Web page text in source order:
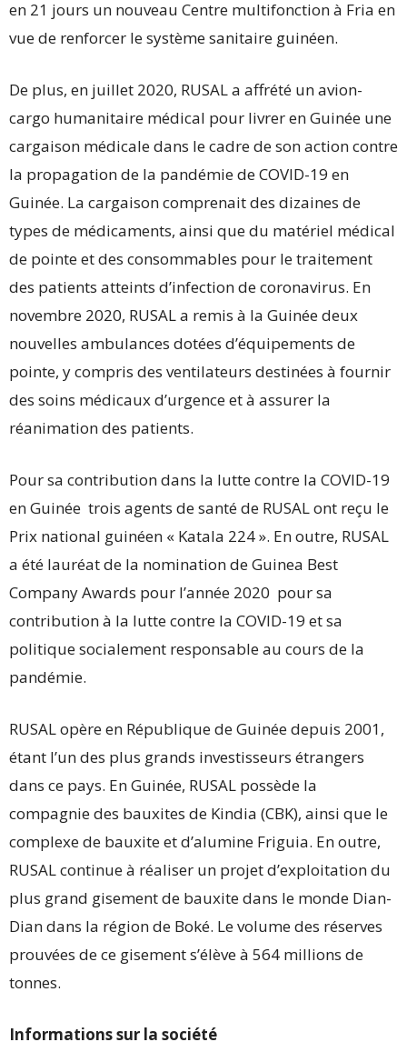
en 21 jours un nouveau Centre multifonction à Fria en
vue de renforcer le système sanitaire guinéen.
De plus, en juillet 2020, RUSAL a affrété un avion-
cargo humanitaire médical pour livrer en Guinée une
cargaison médicale dans le cadre de son action contre
la propagation de la pandémie de COVID-19 en
Guinée. La cargaison comprenait des dizaines de
types de médicaments, ainsi que du matériel médical
de pointe et des consommables pour le traitement
des patients atteints d’infection de coronavirus. En
novembre 2020, RUSAL a remis à la Guinée deux
nouvelles ambulances dotées d’équipements de
pointe, y compris des ventilateurs destinées à fournir
des soins médicaux d’urgence et à assurer la
réanimation des patients.
Pour sa contribution dans la lutte contre la COVID-19
en Guinée trois agents de santé de RUSAL ont reçu le
Prix national guinéen « Katala 224 ». En outre, RUSAL
a été lauréat de la nomination de Guinea Best
Company Awards pour l’année 2020 pour sa
contribution à la lutte contre la COVID-19 et sa
politique socialement responsable au cours de la
pandémie.
RUSAL opère en République de Guinée depuis 2001,
étant l’un des plus grands investisseurs étrangers
dans ce pays. En Guinée, RUSAL possède la
compagnie des bauxites de Kindia (CBK), ainsi que le
complexe de bauxite et d’alumine Friguia. En outre,
RUSAL continue à réaliser un projet d’exploitation du
plus grand gisement de bauxite dans le monde Dian-
Dian dans la région de Boké. Le volume des réserves
prouvées de ce gisement s’élève à 564 millions de
tonnes.
Informations sur la société